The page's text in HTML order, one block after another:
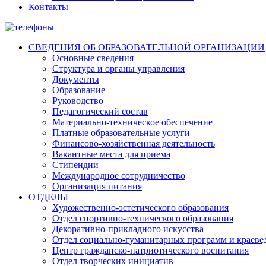
Контакты
СВЕДЕНИЯ ОБ ОБРАЗОВАТЕЛЬНОЙ ОРГАНИЗАЦИИ
Основные сведения
Структура и органы управления
Документы
Образование
Руководство
Педагогический состав
Материально-техническое обеспечение
Платные образовательные услуги
Финансово-хозяйственная деятельность
Вакантные места для приема
Стипендии
Международное сотрудничество
Организация питания
ОТДЕЛЫ
Художественно-эстетического образования
Отдел спортивно-технического образования
Декоративно-прикладного искусства
Отдел социально-гуманитарных программ и
Центр гражданско-патриотического воспитания
Отдел творческих инициатив